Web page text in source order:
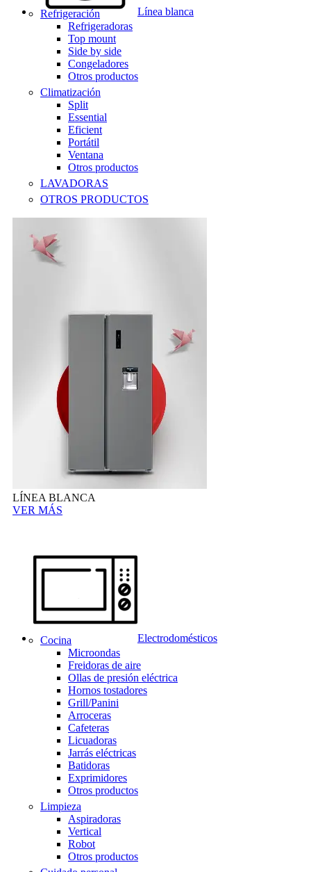
Línea blanca
Refrigeración
Refrigeradoras
Top mount
Side by side
Congeladores
Otros productos
Climatización
Split
Essential
Eficient
Portátil
Ventana
Otros productos
LAVADORAS
OTROS PRODUCTOS
LÍNEA BLANCA
VER MÁS
Electrodomésticos
Cocina
Microondas
Freidoras de aire
Ollas de presión eléctrica
Hornos tostadores
Grill/Panini
Arroceras
Cafeteras
Licuadoras
Jarrás eléctricas
Batidoras
Exprimidores
Otros productos
Limpieza
Aspiradoras
Vertical
Robot
Otros productos